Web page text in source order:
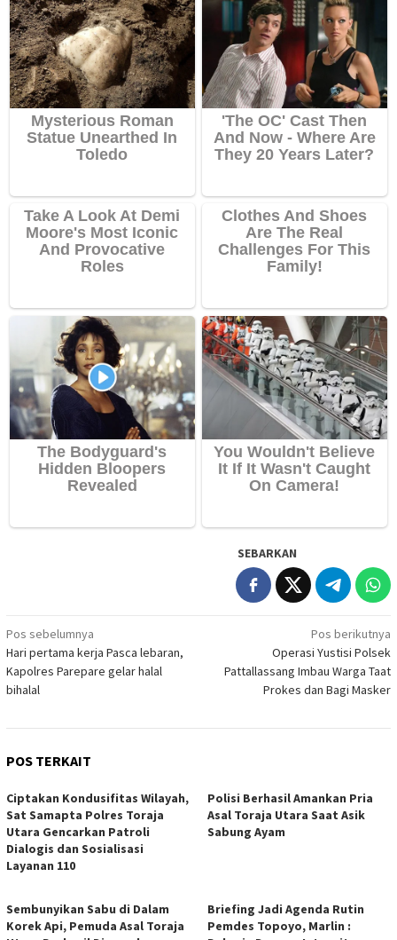
SEBARKAN
Navigasi
pos
Pos sebelumnya
Hari pertama kerja Pasca lebaran,
Kapolres Parepare gelar halal
bihalal
Pos berikutnya
Operasi Yustisi Polsek
Pattallassang Imbau Warga Taat
Prokes dan Bagi Masker
POS TERKAIT
Ciptakan Kondusifitas Wilayah,
Sat Samapta Polres Toraja
Utara Gencarkan Patroli
Dialogis dan Sosialisasi
Layanan 110
Polisi Berhasil Amankan Pria
Asal Toraja Utara Saat Asik
Sabung Ayam
Sembunyikan Sabu di Dalam
Korek Api, Pemuda Asal Toraja
Briefing Jadi Agenda Rutin
Pemdes Topoyo, Marlin :